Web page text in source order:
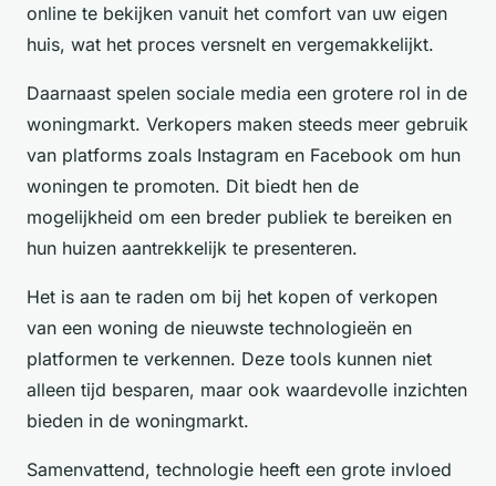
online te bekijken vanuit het comfort van uw eigen
huis, wat het proces versnelt en vergemakkelijkt.
Daarnaast spelen sociale media een grotere rol in de
woningmarkt. Verkopers maken steeds meer gebruik
van platforms zoals Instagram en Facebook om hun
woningen te promoten. Dit biedt hen de
mogelijkheid om een breder publiek te bereiken en
hun huizen aantrekkelijk te presenteren.
Het is aan te raden om bij het kopen of verkopen
van een woning de nieuwste technologieën en
platformen te verkennen. Deze tools kunnen niet
alleen tijd besparen, maar ook waardevolle inzichten
bieden in de woningmarkt.
Samenvattend, technologie heeft een grote invloed